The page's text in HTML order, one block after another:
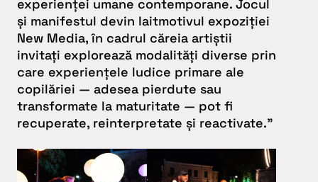
experienței umane contemporane. Jocul
și manifestul devin laitmotivul expoziției
New Media, în cadrul căreia artiștii
invitați explorează modalități diverse prin
care experiențele ludice primare ale
copilăriei — adesea pierdute sau
transformate la maturitate — pot fi
recuperate, reinterpretate și reactivate.”